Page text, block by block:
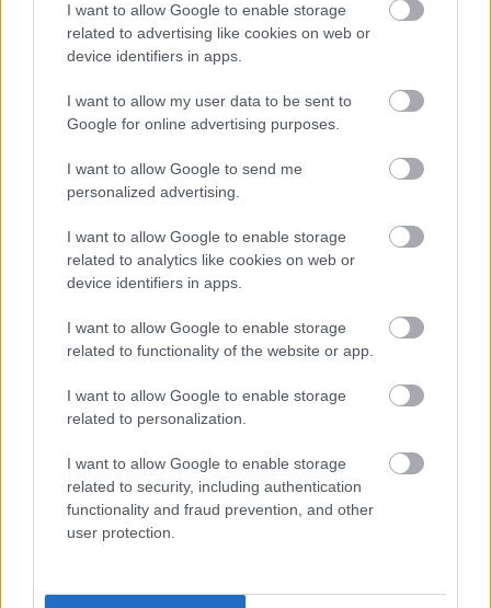
I want to allow Google to enable storage
related to advertising like cookies on web or
device identifiers in apps.
I want to allow my user data to be sent to
Google for online advertising purposes.
I want to allow Google to send me
personalized advertising.
I want to allow Google to enable storage
related to analytics like cookies on web or
device identifiers in apps.
I want to allow Google to enable storage
related to functionality of the website or app.
I want to allow Google to enable storage
related to personalization.
I want to allow Google to enable storage
related to security, including authentication
functionality and fraud prevention, and other
user protection.
ΚΟΣΜΟΣ
Χατζηγιάννης: Η πρώτη δήλωση μετά την
υπουργοποίηση – «Θέλω να βοηθήσω όσο μπορώ
την πατρίδα μου»